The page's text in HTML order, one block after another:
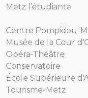
Metz l’étudiante
Centre Pompidou-
Musée de la Cour
Opéra-Théâtre
Conservatoire
École Supérieure
Tourisme-Metz